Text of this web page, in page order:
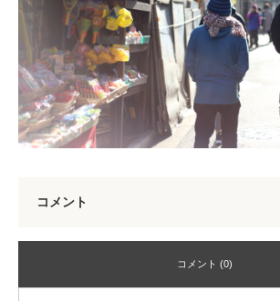
コメント
コメント (0)